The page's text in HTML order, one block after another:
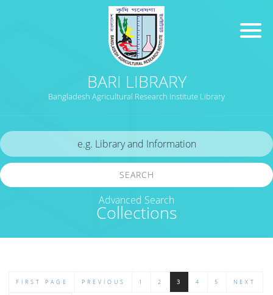
BARI LIBRARY
Bangladesh Agricultural Research Institute Library
Collections
SEARCH
Advanced Search
FIRST PAGE PREVIOUS 1 2 3 4 5 NEXT